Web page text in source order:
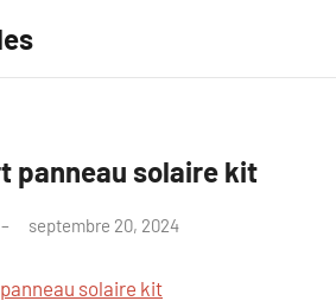
panneau solaire kit
septembre 20, 2024
panneau solaire kit